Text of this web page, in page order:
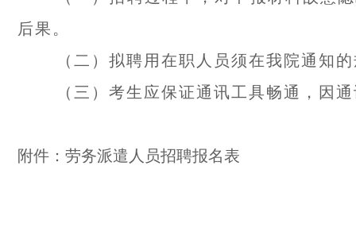
后果。
（二）拟聘用在职人员须在我院通知
（三）考生应保证通讯工具畅通，因
附件：劳务派遣人员招聘报名表